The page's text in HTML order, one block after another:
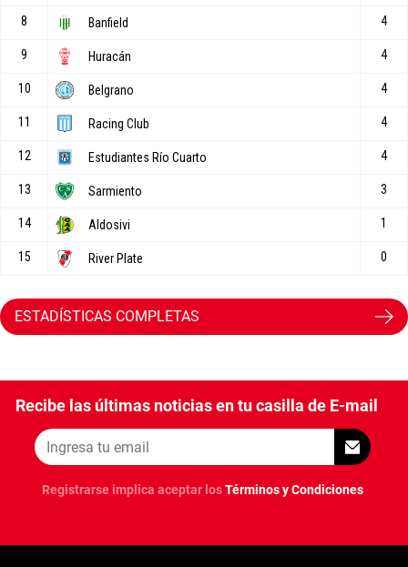
ESTADÍSTICAS COMPLETAS
Recibe las últimas noticias en tu casilla de E-mail
Registrarse implica aceptar losTérminos y Condiciones